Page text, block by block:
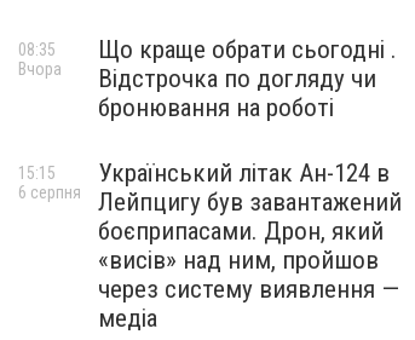
Що краще обрати сьогодні .
Відстрочка по догляду чи
бронювання на роботі
08:35
Вчора
Український літак Ан-124 в
Лейпцигу був завантажений
боєприпасами. Дрон, який
«висів» над ним, пройшов
через систему виявлення —
медіа
15:15
6 серпня